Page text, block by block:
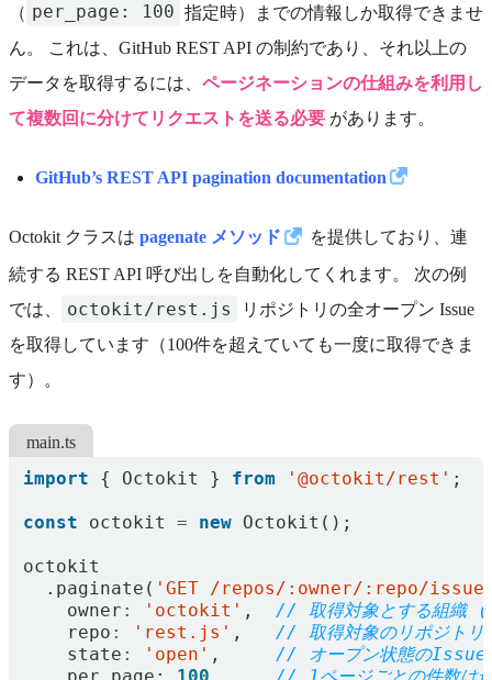
（ per_page: 100 指定時）までの情報しか取得できませ
ん。 これは、GitHub REST API の制約であり、それ以上の
データを取得するには、 ページネーションの仕組みを利用し
て複数回に分けてリクエストを送る必要 があります。
GitHub’s REST API pagination documentation
Octokit クラスは pagenate メソッド
を提供しており、連
続する REST API 呼び出しを自動化してくれます。 次の例
では、
octokit/rest.js
リポジトリの全オープン Issue
を取得しています（100件を超えていても一度に取得できま
す）。
main.ts
import { Octokit } from '@octokit/rest' ;
const octokit = new Octokit ();
octokit
. paginate ( 'GET /repos/:owner/:repo/
owner : 'octokit' ,
repo : 'rest.js' ,
state : 'open' ,